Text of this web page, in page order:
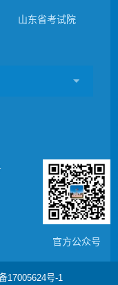
山东省考试院
官方公众号
17005624号-1